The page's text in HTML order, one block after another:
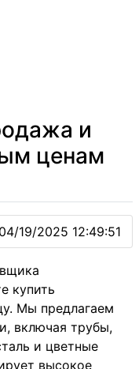
и
ценам
19/2025 12:49:51
купить
Мы предлагаем
включая трубы,
и цветные
высокое